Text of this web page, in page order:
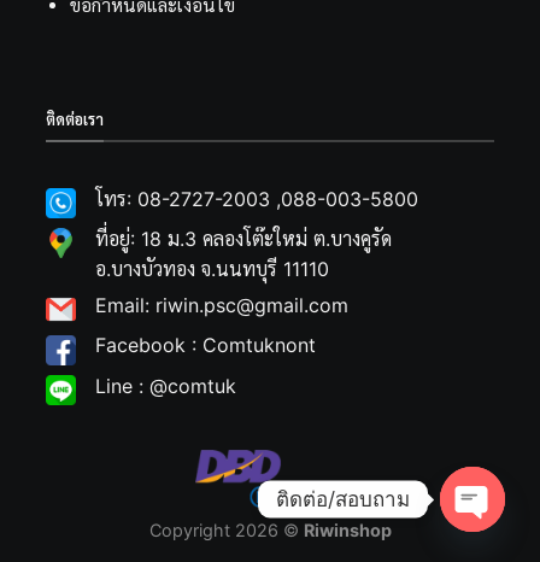
ข้อกำหนดและเงื่อนไข
ติดต่อเรา
โทร: 08-2727-2003 ,088-003-5800
ที่อยู่: 18 ม.3 คลองโต๊ะใหม่ ต.บางคูรัด
อ.บางบัวทอง จ.นนทบุรี 11110
Email: riwin.psc@gmail.com
Facebook : Comtuknont
Line : @comtuk
Copyright 2026 © Riwinshop
ติดต่อ/สอบถาม